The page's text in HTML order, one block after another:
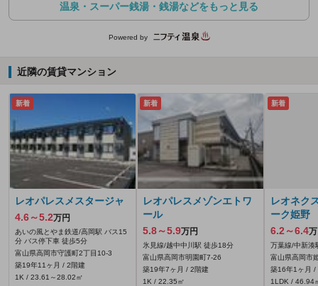
温泉・スーパー銭湯・銭湯などをもっと見る
Powered by
近隣の賃貸マンション
新着
レオパレスメスタージャ
4.6～5.2万円
あいの風とやま鉄道/高岡駅 バス15
分 バス停下車 徒歩5分
富山県高岡市守護町2丁目10-3
築19年11ヶ月 / 2階建
1K / 23.61～28.02㎡
新着
レオパレスメゾンエトワ
ール
5.8～5.9万円
氷見線/越中中川駅 徒歩18分
富山県高岡市明園町7-26
築19年7ヶ月 / 2階建
1K / 22.35㎡
新着
レオネク
ーク姫野
6.2～6.4
万葉線/中新湊
富山県高岡市
築16年1ヶ月 /
1LDK / 46.94